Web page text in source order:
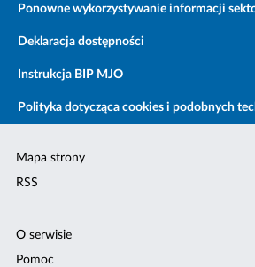
Ponowne wykorzystywanie informacji
Deklaracja dostępności
Instrukcja BIP MJO
Polityka dotycząca cookies i podobnych
Mapa strony
RSS
O serwisie
Pomoc